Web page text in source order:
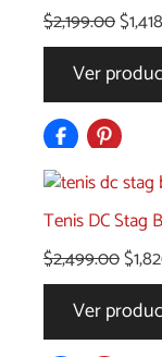
$2,199.00El
era:
$
Ver
Tenis DC Stag
$2,499.00El
era:
$
Ver